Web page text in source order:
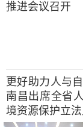
推进会议召开
更好助力人与
南昌出席全省
境资源保护立